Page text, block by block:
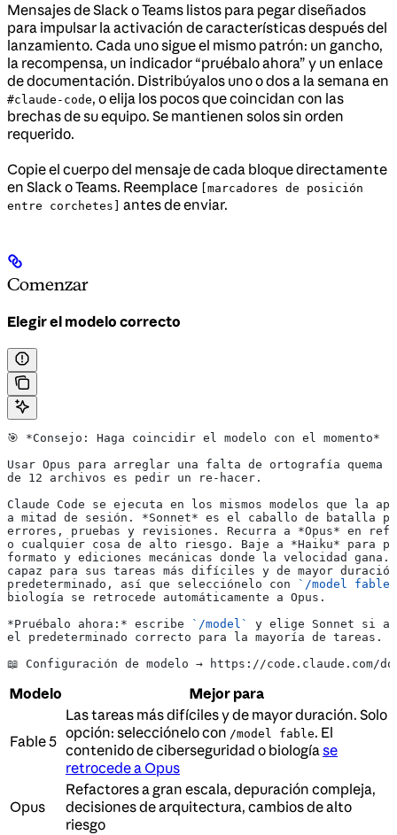
Mensajes de Slack o Teams listos para pegar diseñados
para impulsar la activación de características después del
lanzamiento. Cada uno sigue el mismo patrón: un gancho,
la recompensa, un indicador “pruébalo ahora” y un enlace
de documentación. Distribúyalos uno o dos a la semana en
#claude-code, o elija los pocos que coincidan con las
brechas de su equipo. Se mantienen solos sin orden
requerido.
Copie el cuerpo del mensaje de cada bloque directamente
en Slack o Teams. Reemplace
[marcadores de posición
entre corchetes]
antes de enviar.
Comenzar
Elegir el modelo correcto
🎯 *Consejo: Haga coincidir el modelo con el momento*
Usar Opus para arreglar una falta de ortografía quema
de 12 archivos es pedir un re-hacer.
Claude Code se ejecuta en los mismos modelos que la
a mitad de sesión. *Sonnet* es el caballo de batalla
errores, pruebas y revisiones. Recurra a *Opus* en
o cualquier cosa de alto riesgo. Baje a *Haiku* para
formato y ediciones mecánicas donde la velocidad gana.
capaz para sus tareas más difíciles y de mayor
predeterminado, así que selecciónelo con
`/model fable`
biología se retrocede automáticamente a Opus.
*Pruébalo ahora:* escribe `/model`
y elige Sonnet si
el predeterminado correcto para la mayoría de tareas.
📖 Configuración de modelo → https://code.claude.com/
Modelo Mejor para
Fable 5
Las tareas más difíciles y de mayor duración. Solo
opción: selecciónelo con /model fable. El
contenido de ciberseguridad o biologíase
retrocede a Opus
Opus
Refactores a gran escala, depuración compleja,
decisiones de arquitectura, cambios de alto
riesgo